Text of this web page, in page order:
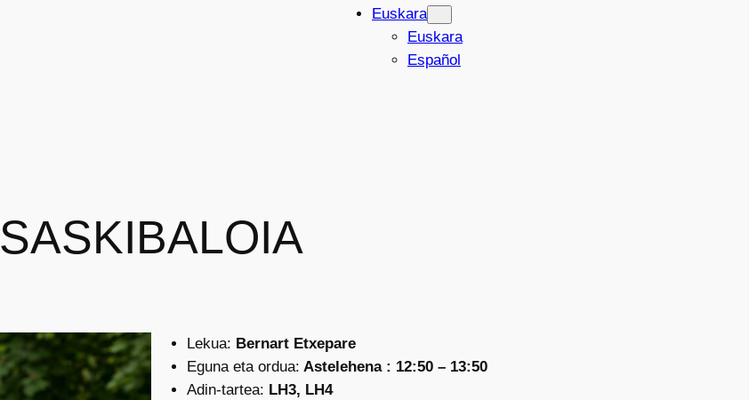
Euskara
Euskara
Español
SASKIBALOIA
Lekua: Bernart Etxepare
Eguna eta ordua: Astelehena : 12:50 – 13:50
Adin-tartea: LH3, LH4